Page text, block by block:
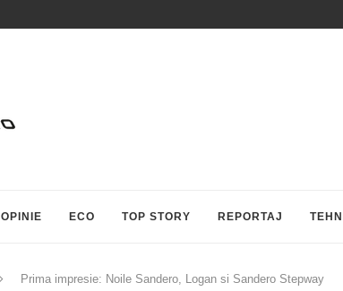
OPINIE ECO TOP STORY REPORTAJ
Prima impresie: Noile Sandero, Logan si Sandero Stepway